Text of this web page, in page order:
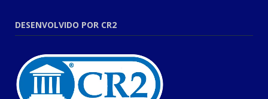
DESENVOLVIDO POR CR2